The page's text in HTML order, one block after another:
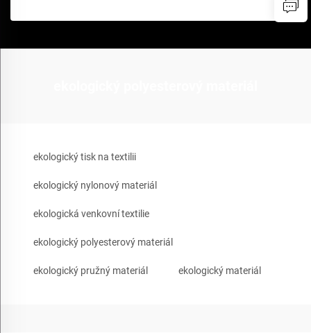
ekologický tisk na textilii
ekologický nylonový materiál
ekologická venkovní textilie
ekologický polyesterový materiál
ekologický pružný materiál ekologický materiál